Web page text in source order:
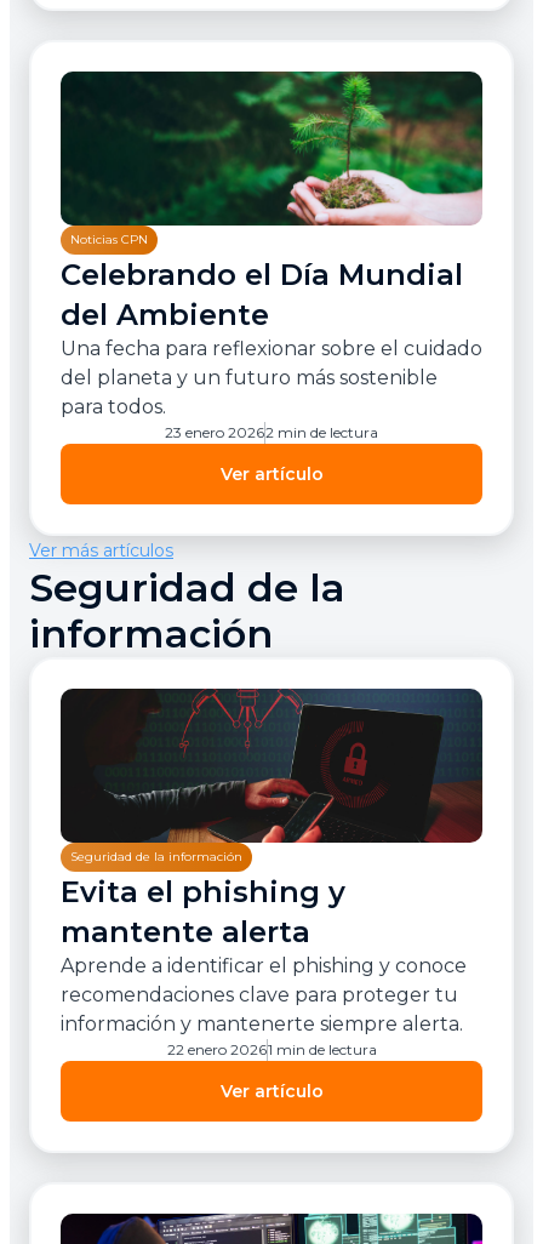
Noticias CPN
Celebrando el Día Mundial
del Ambiente
Una fecha para reflexionar sobre el cuidado
del planeta y un futuro más sostenible
para todos.
Ver artículo
23 enero 20262 min de lectura
Ver más artículos
Seguridad de la
información
Seguridad de la información
Evita el phishing y
mantente alerta
Aprende a identificar el phishing y conoce
recomendaciones clave para proteger tu
información y mantenerte siempre alerta.
Ver artículo
22 enero 20261 min de lectura